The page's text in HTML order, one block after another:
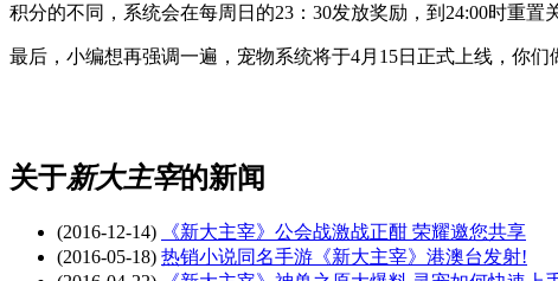
积分的不同，系统会在每周日的23：30发放奖励，到24:00时重置
最后，小编想再强调一遍，宠物系统将于4月15日正式上线，你
关于新大主宰的新闻
(2016-12-14)
《新大主宰》公会战激战正酣 荣耀邀您共享
(2016-05-18) 热销小说同名手游《新大主宰》港澳台发射!